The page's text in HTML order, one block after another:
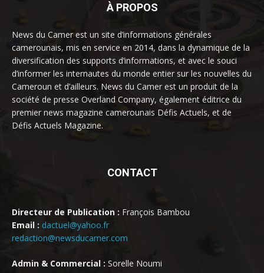
À PROPOS
News du Camer est un site d’informations générales
camerounais, mis en service en 2014, dans la dynamique de la
diversification des supports d’informations, et avec le souci
d’informer les internautes du monde entier sur les nouvelles du
Cameroun et d’ailleurs. News du Camer est un produit de la
société de presse Overland Company, également éditrice du
premier news magazine camerounais Défis Actuels, et de
Défis Actuels Magazine.
CONTACT
Directeur de Publication : François Bambou
Email : dactuel@yahoo.fr
redaction@newsducamer.com
Admin & Commercial : Sorelle Noumi